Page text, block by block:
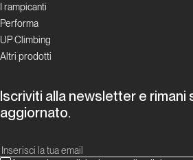
I rampicanti
Performa
UP Climbing
Altri prodotti
Iscriviti alla newsletter e rimani
aggiornato.